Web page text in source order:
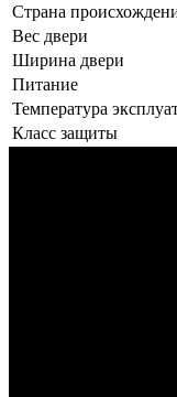
Страна
Вес двери
Ширина двери
Питание
Температура
Класс защиты